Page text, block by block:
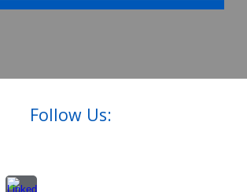
Follow Us: